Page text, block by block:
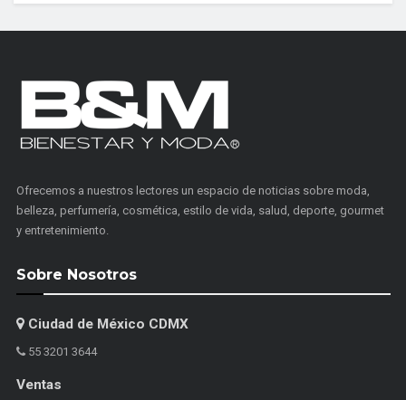
Ofrecemos a nuestros lectores un espacio de noticias sobre moda,
belleza, perfumería, cosmética, estilo de vida, salud, deporte, gourmet
y entretenimiento.
Sobre Nosotros
Ciudad de México CDMX
55 3201 3644
Ventas